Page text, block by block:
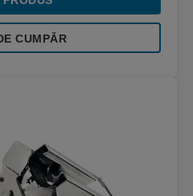
CUMPĂR